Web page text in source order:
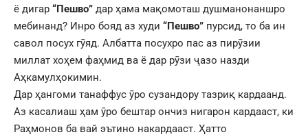
ё дигар “Пешво” дар ҳама мақомоташ душманонаншро
мебинанд? Инро бояд аз худи “Пешво” пурсид, то ба ин
савол посух гӯяд. Албатта посухро пас аз пирӯзии
миллат хоҳем фаҳмид ва ё дар рӯзи ҷазо назди
Аҳкамулҳокимин.
Дар ҳангоми танаффус ӯро сузандору тазриқ кардаанд.
Аз касалиаш ҳам ӯро бештар ончиз нигарон кардааст, ки
Раҳмонов ба вай эътино накардааст. Ҳатто